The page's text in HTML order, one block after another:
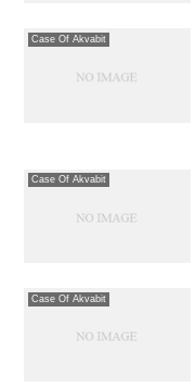
Case Of Akvabit
Case Of Akvabit
Case Of Akvabit